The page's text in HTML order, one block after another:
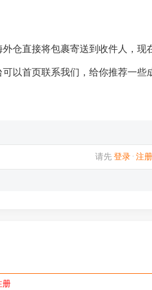
仓直接将包裹寄送到收件人，现
以首页联系我们，给你推荐一些
请先登录 · 注册
册